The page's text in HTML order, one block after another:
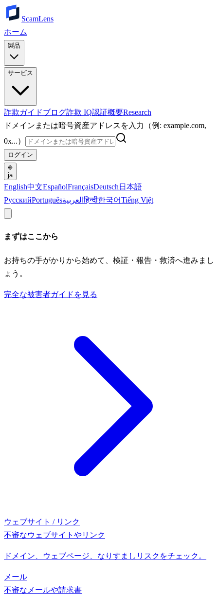
ScamLens
ホーム
製品
サービス
詐欺ガイドブログ詐欺 IQ認証概要Research
ドメインまたは暗号資産アドレスを入力（例: example.com,
0x...）
ログイン
ja
English中文EspañolFrançaisDeutsch 日本語
РусскийPortuguêsالعربيةहिन्दी한국어Tiếng Việt
まずはここから
お持ちの手がかりから始めて、検証・報告・救済へ進みまし
ょう。
完全な被害者ガイドを見る
ウェブサイト / リンク
不審なウェブサイトやリンク
ドメイン、ウェブページ、なりすましリスクをチェック。
メール
不審なメールや請求書